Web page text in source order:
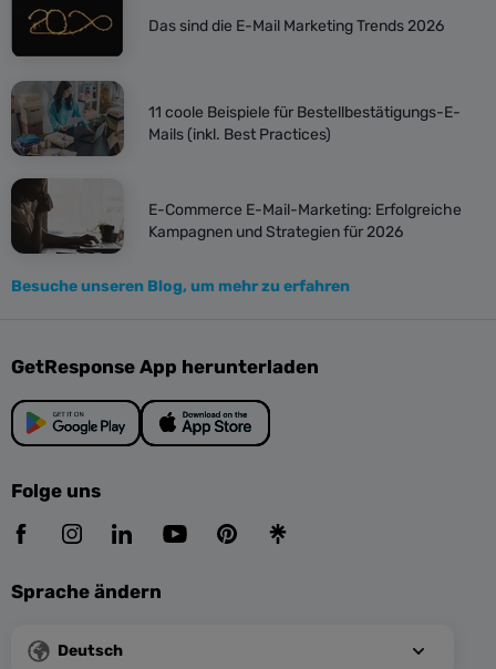
Das sind die E-Mail Marketing Trends 2026
11 coole Beispiele für Bestellbestätigungs-E-
Mails (inkl. Best Practices)
E-Commerce E-Mail-Marketing: Erfolgreiche
Kampagnen und Strategien für 2026
Besuche unseren Blog, um mehr zu erfahren
GetResponse App herunterladen
Folge uns
Sprache ändern
Deutsch